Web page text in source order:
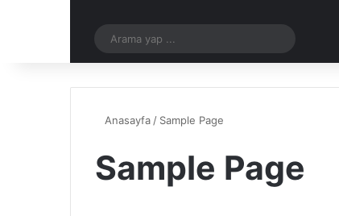
Rastgele Makale
yap
Anasayfa / Sample Page
Sample Page